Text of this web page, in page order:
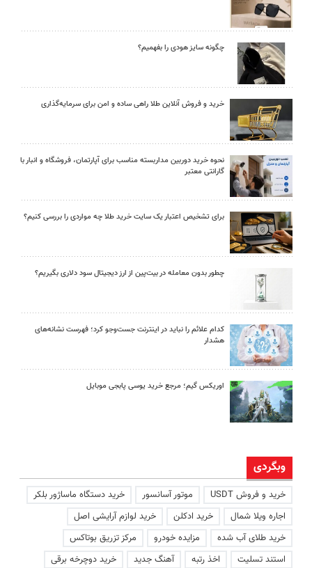
چگونه سایز هودی را بفهمیم؟
خرید و فروش آنلاین طلا راهی ساده و امن برای سرمایه‌گذاری
نحوه خرید دوربین مداربسته مناسب برای آپارتمان، فروشگاه و انبار با
گارانتی معتبر
برای تشخیص اعتبار یک سایت خرید طلا چه مواردی را بررسی کنیم؟
چطور بدون معامله در بیت‌پین از ارز دیجیتال سود دلاری بگیریم؟
کدام علائم را نباید در اینترنت جست‌وجو کرد؛ فهرست نشانه‌های
هشدار
اوریکس گیم؛ مرجع خرید یوسی پابجی موبایل
وبگردی
خرید و فروش USDT موتور آسانسور
خرید دستگاه ماساژور بلکر
اجاره ویلا شمال
خرید ادکلن
خرید لوازم آرایشی اصل
خرید طلای آب شده
مزایده خودرو
مرکز تزریق بوتاکس
استند تسلیت
اخذ رتبه آهنگ جدید
خرید دوچرخه برقی